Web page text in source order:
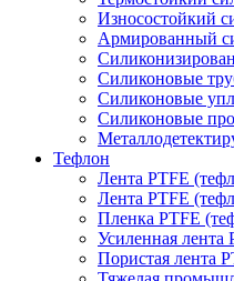
Износостойкий
Армированный
Силиконовые
Силиконовые
Силиконовые
Тефлон
Лента PTFE
Лента PTFE
Пленка PTFE
Усиленная лента
Пористая лента